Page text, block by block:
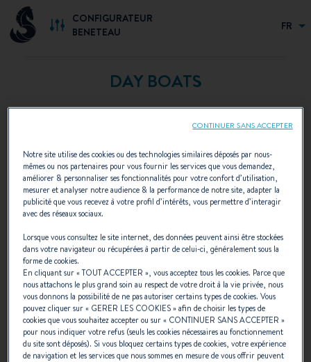
CONFIGURATEUR
BENETEAU
FR
DAY BOATS
ANTARES
Notre site utilise des cookies ou des technologies similaires déposés par nous-
mêmes ou nos partenaires pour vous fournir les services que vous demandez,
améliorer & personnaliser ses fonctionnalités pour votre confort d’utilisation,
mesurer et analyser notre audience & la performance de notre site, adapter la
publicité que vous recevez à votre profil d’intérêts, vous permettre d’interagir
avec des réseaux sociaux.
Lorsque vous consultez le site internet, des données peuvent ainsi être stockées
dans votre navigateur ou récupérées à partir de celui-ci, généralement sous la
forme de cookies.
En cliquant sur «TOUT ACCEPTER », vous acceptez tous les cookies. Parce que
nous attachons le plus grand soin au respect de votre droit à la vie privée, nous
vous donnons la possibilité de ne pas autoriser certains types de cookies. Vous
pouvez cliquer sur « GERER LES COOKIES» afin de choisir les types de
cookies que vous souhaitez accepter ou sur « CONTINUER SANS ACCEPTER »
pour nous indiquer votre refus (seuls les cookies nécessaires au fonctionnement
du site sont déposés). Si vous bloquez certains types de cookies, votre expérience
de navigation et les services que nous sommes en mesure de vous offrir peuvent
CONTINUER SANS ACCEPTER